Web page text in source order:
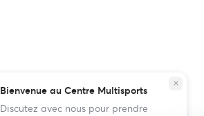
close
Bienvenue au Centre Multisports
Discutez avec nous pour prendre